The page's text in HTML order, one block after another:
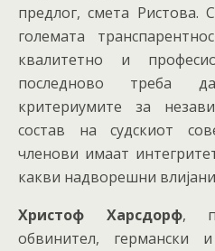
предлог, смета Ристова.
големата
квалитетно и
последново треба
критериумите за
состав на судскиот
членови имаат
какви надворешни
Христоф Харсдорф,
обвинител, германски